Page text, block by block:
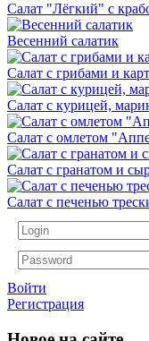
Салат "Лёгкий" с
Весенний салатик
Салат с грибами и
Салат с курицей,
Салат с омлетом
Салат с гранатом и
Салат с печенью
Войти
Регистрация